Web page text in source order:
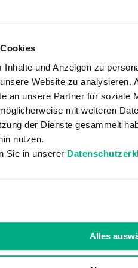
und Anzeigen zu
Website zu analysieren.
an unsere Partner für soziale
mit weiteren
der Dienste gesammelt
nutzen.
Sie in unserer
Alles
et